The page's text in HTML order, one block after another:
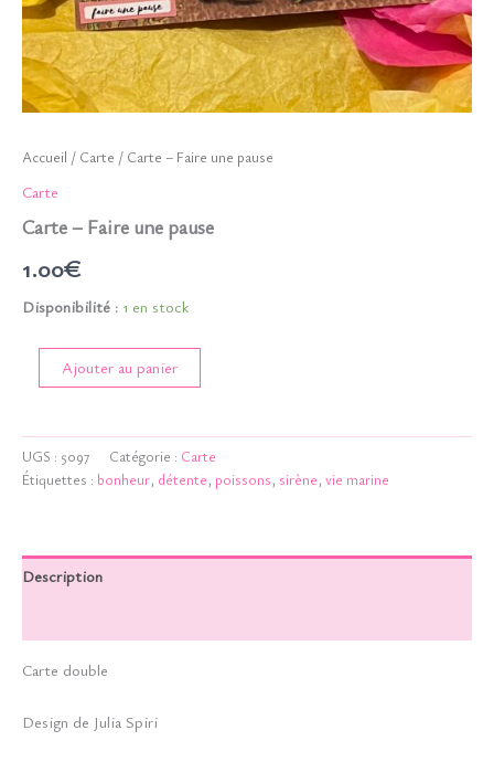
Accueil / Carte / Carte – Faire une pause
Carte
Carte – Faire une pause
1.00€
Disponibilité : 1 en stock
une
pause
Ajouter au panier
UGS : 5097 Catégorie : Carte
Étiquettes : bonheur, détente, poissons, sirène, vie marine
Description
Carte double
Design de Julia Spiri